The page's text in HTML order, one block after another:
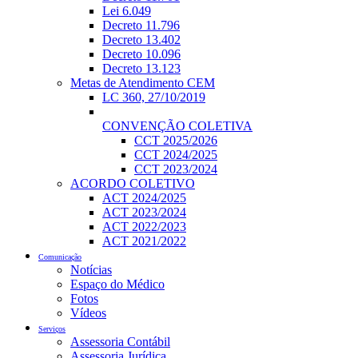
Lei 6.049
Decreto 11.796
Decreto 13.402
Decreto 10.096
Decreto 13.123
Metas de Atendimento CEM
LC 360, 27/10/2019
CONVENÇÃO COLETIVA
CCT 2025/2026
CCT 2024/2025
CCT 2023/2024
ACORDO COLETIVO
ACT 2024/2025
ACT 2023/2024
ACT 2022/2023
ACT 2021/2022
Comunicação
Notícias
Espaço do Médico
Fotos
Vídeos
Serviços
Assessoria Contábil